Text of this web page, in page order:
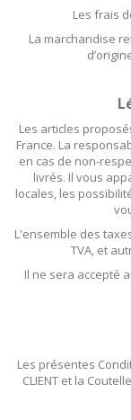
Les frais
La marchandise
Les articles
France. La
en cas de non-
livrés. Il vous
locales, les
L'ensemble des
TVA, et
Il ne sera accepté
Les présentes
CLIENT et la